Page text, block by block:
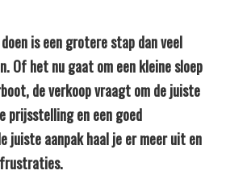
is een grotere stap dan veel
Of het nu gaat om een kleine sloep
de verkoop vraagt om de juiste
prijsstelling en een goed
juiste aanpak haal je er meer uit en